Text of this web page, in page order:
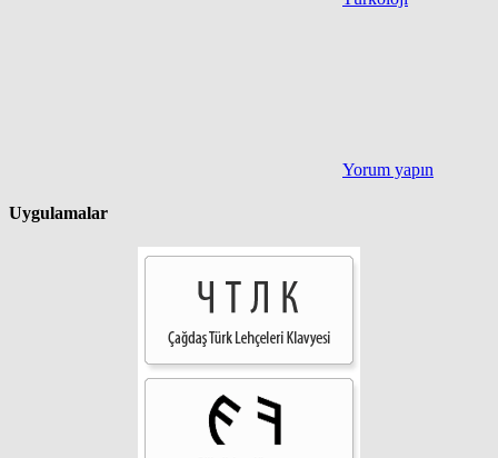
Yorum yapın
Uygulamalar